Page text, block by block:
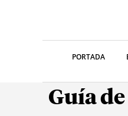
PORTADA
Guía